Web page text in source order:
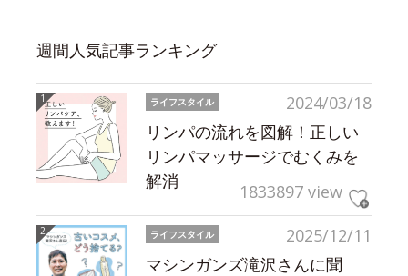
週間人気記事ランキング
2024/03/18
ライフスタイル
リンパの流れを図解！正しい
リンパマッサージでむくみを
解消
1833897 view
2025/12/11
ライフスタイル
マシンガンズ滝沢さんに聞